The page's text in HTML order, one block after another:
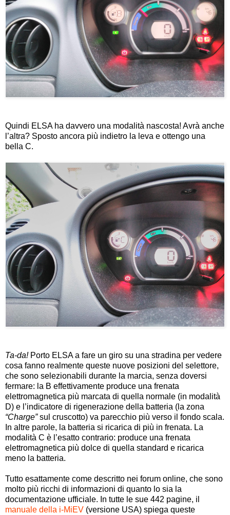
Quindi ELSA ha davvero una modalità nascosta! Avrà anche
l’altra? Sposto ancora più indietro la leva e ottengo una
bella C.
Ta-da!Porto ELSA a fare un giro su una stradina per vedere
cosa fanno realmente queste nuove posizioni del selettore,
che sono selezionabili durante la marcia, senza doversi
fermare: la B effettivamente produce una frenata
elettromagnetica più marcata di quella normale (in modalità
D) e l’indicatore di rigenerazione della batteria (la zona
“Charge”sul cruscotto) va parecchio più verso il fondo scala.
In altre parole, la batteria si ricarica di più in frenata. La
modalità C è l’esatto contrario: produce una frenata
elettromagnetica più dolce di quella standard e ricarica
meno la batteria.
Tutto esattamente come descritto nei forum online, che sono
molto più ricchi di informazioni di quanto lo sia la
documentazione ufficiale. In tutte le sue 442 pagine, il
manuale della i-MiEV (versione USA) spiega queste